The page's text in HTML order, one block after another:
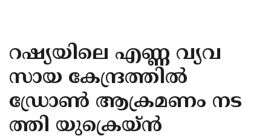
KANNUR
KASARAGOD
റഷ്യയിലെ എണ്ണ വ്യവ
സായ കേന്ദ്രത്തിൽ
ഡ്രോൺ ആക്രമണം നട
ത്തി യുക്രെയ്ൻ